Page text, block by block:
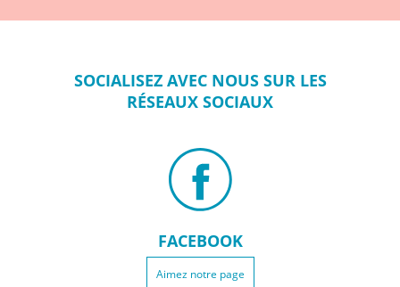
SOCIALISEZ AVEC NOUS SUR LES
RÉSEAUX SOCIAUX
FACEBOOK
Aimez notre page